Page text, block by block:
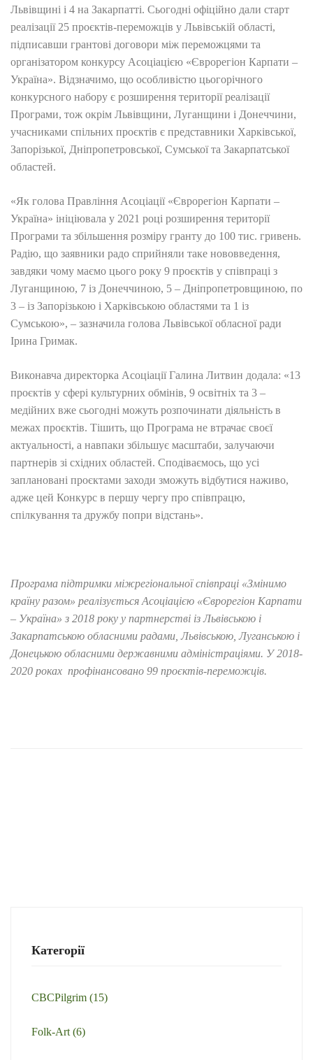
Львівщині і 4 на Закарпатті. Сьогодні офіційно дали старт
реалізації 25 проєктів-переможців у Львівській області,
підписавши грантові договори між переможцями та
організатором конкурсу Асоціацією «Єврорегіон Карпати –
Україна». Відзначимо, що особливістю цьогорічного
конкурсного набору є розширення території реалізації
Програми, тож окрім Львівщини, Луганщини і Донеччини,
учасниками спільних проєктів є представники Харківської,
Запорізької, Дніпропетровської, Сумської та Закарпатської
областей.
«Як голова Правління Асоціації «Єврорегіон Карпати –
Україна» ініціювала у 2021 році розширення території
Програми та збільшення розміру гранту до 100 тис. гривень.
Радію, що заявники радо сприйняли таке нововведення,
завдяки чому маємо цього року 9 проєктів у співпраці з
Луганщиною, 7 із Донеччиною, 5 – Дніпропетровщиною, по
3 – із Запорізькою і Харківською областями та 1 із
Сумською», – зазначила голова Львівської обласної ради
Ірина Гримак.
Виконавча директорка Асоціації Галина Литвин додала: «13
проєктів у сфері культурних обмінів, 9 освітніх та 3 –
медійних вже сьогодні можуть розпочинати діяльність в
межах проєктів. Тішить, що Програма не втрачає своєї
актуальності, а навпаки збільшує масштаби, залучаючи
партнерів зі східних областей. Сподіваємось, що усі
заплановані проєктами заходи зможуть відбутися наживо,
адже цей Конкурс в першу чергу про співпрацю,
спілкування та дружбу попри відстань».
Програма підтримки міжрегіональної співпраці «Змінимо
країну разом» реалізується Асоціацією «Єврорегіон Карпати
– Україна» з 2018 року у партнерстві із Львівською і
Закарпатською обласними радами, Львівською, Луганською і
Донецькою обласними державними адміністраціями. У 2018-
2020 роках профінансовано 99 проєктів-переможців.
Категорії
CBCPilgrim (15)
Folk-Art (6)